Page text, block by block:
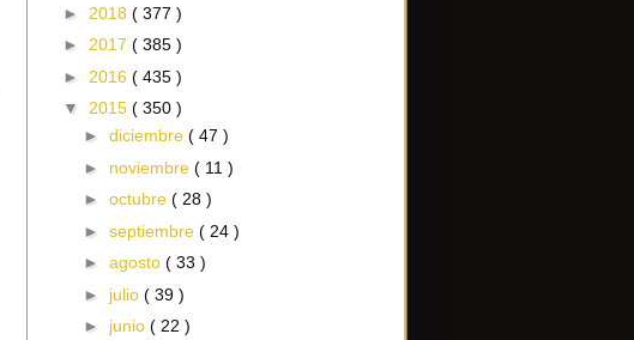
► 2018 ( 377 )
► 2017 ( 385 )
► 2016 ( 435 )
▼ 2015 ( 350 )
► diciembre ( 47 )
► noviembre ( 11 )
► octubre ( 28 )
► septiembre ( 24 )
► agosto ( 33 )
► julio ( 39 )
► junio ( 22 )